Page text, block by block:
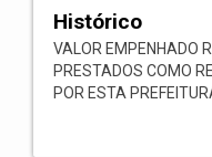
Histórico
VALOR EMPENHADO
PRESTADOS COMO
POR ESTA